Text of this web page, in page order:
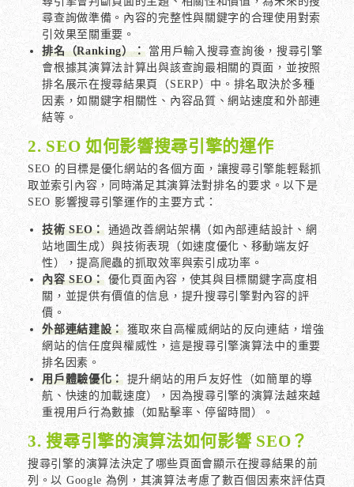
尋查詢做準備。內容的完整性與關鍵字的合理使用對索
引效果至關重要。
排名（Ranking）：當用戶輸入搜尋查詢後，搜尋引擎
會根據其演算法計算出與該查詢最相關的頁面，並按照
排名展示在搜尋結果頁（SERP）中。排名取決於多種
因素，如關鍵字相關性、內容品質、網站速度和外部連
結等。
2. SEO 如何影響搜尋引擎的運作
SEO 的目標是優化網站的各個方面，讓搜尋引擎能輕鬆抓
取並索引內容，同時滿足其演算法對排名的要求。以下是
SEO 影響搜尋引擎運作的主要方式：
技術 SEO： 通過改善網站架構（如內部連結設計、網
站地圖生成）與技術表現（如速度優化、移動端友好
性），提高爬蟲的抓取效率與索引成功率。
內容 SEO： 優化頁面內容，使其與目標關鍵字高度相
關，並提供有價值的信息，提升搜尋引擎對內容的評
價。
外部連結建設： 獲取來自高權威網站的反向連結，增強
網站的信任度與權威性，這是搜尋引擎演算法中的重要
排名因素。
用戶體驗優化： 提升網站的用戶友好性（如簡單的導
航、快速的加載速度），因為搜尋引擎的演算法越來越
重視用戶行為數據（如點擊率、停留時間）。
3. 搜尋引擎的演算法如何影響 SEO？
搜尋引擎的演算法決定了哪些頁面會顯示在搜尋結果的前
列。以 Google 為例，其演算法考慮了數百個因素來評估頁